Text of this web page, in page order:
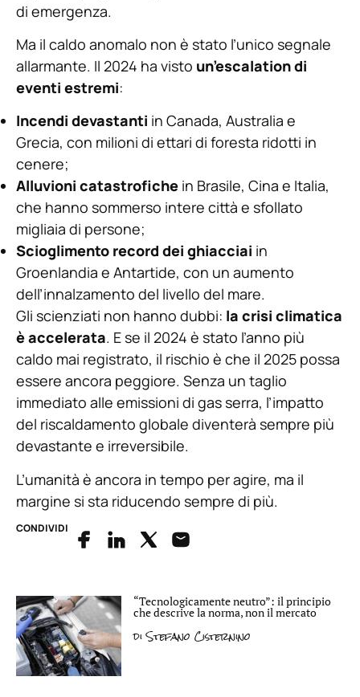
di emergenza.
Ma il caldo anomalo non è stato l’unico segnale
allarmante. Il 2024 ha visto un’escalation di
eventi estremi:
Incendi devastanti in Canada, Australia e
Grecia, con milioni di ettari di foresta ridotti in
cenere;
Alluvioni catastrofiche in Brasile, Cina e Italia,
che hanno sommerso intere città e sfollato
migliaia di persone;
Scioglimento record dei ghiacciai in
Groenlandia e Antartide, con un aumento
dell’innalzamento del livello del mare.
Gli scienziati non hanno dubbi: la crisi climatica
è accelerata. E se il 2024 è stato l’anno più
caldo mai registrato, il rischio è che il 2025 possa
essere ancora peggiore. Senza un taglio
immediato alle emissioni di gas serra, l’impatto
del riscaldamento globale diventerà sempre più
devastante e irreversibile.
L’umanità è ancora in tempo per agire, ma il
margine si sta riducendo sempre di più.
CONDIVIDI
“Tecnologicamente neutro”: il principio
che descrive la norma, non il mercato
diStefano Cisternino